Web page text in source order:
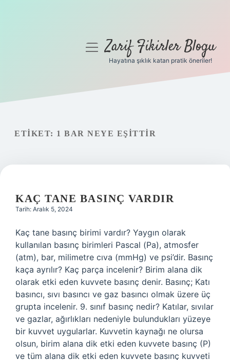
Gizlilik Politikası
menüyüZarif Fikirler Blogu
Hayatına şıklık katan pratik öneriler!
ETIKET: 1 BAR NEYE EŞITTIR
KAÇ TANE BASINÇ VARDIR
Tarih: Aralık 5, 2024
Kaç tane basınç birimi vardır? Yaygın olarak
kullanılan basınç birimleri Pascal (Pa), atmosfer
(atm), bar, milimetre cıva (mmHg) ve psi’dir. Basınç
kaça ayrılır? Kaç parça incelenir? Birim alana dik
olarak etki eden kuvvete basınç denir. Basınç; Katı
basıncı, sıvı basıncı ve gaz basıncı olmak üzere üç
grupta incelenir. 9. sınıf basınç nedir? Katılar, sıvılar
ve gazlar, ağırlıkları nedeniyle bulundukları yüzeye
bir kuvvet uygularlar. Kuvvetin kaynağı ne olursa
olsun, birim alana dik etki eden kuvvete basınç (P)
ve tüm alana dik etki eden kuvvete basınç kuvveti